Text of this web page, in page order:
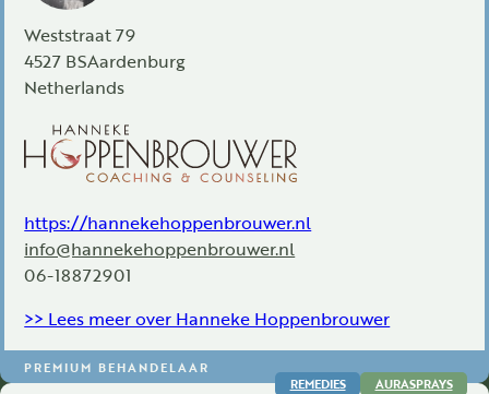
Weststraat 79
4527 BSAardenburg
Netherlands
https://hannekehoppenbrouwer.nl
info@hannekehoppenbrouwer.nl
06-18872901
PREMIUM BEHANDELAAR
>> Lees meer over Hanneke Hoppenbrouwer
REMEDIES AURASPRAYS